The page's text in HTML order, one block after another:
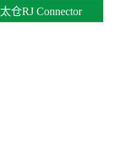
太仓RJ Connector